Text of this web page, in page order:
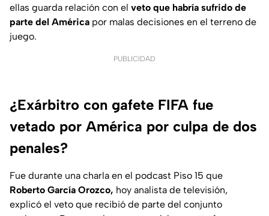
ellas guarda relación con el veto que habría sufrido de
parte del América por malas decisiones en el terreno de
juego.
PUBLICIDAD
¿Exárbitro con gafete FIFA fue
vetado por América por culpa de dos
penales?
Fue durante una charla en el podcast Piso 15 que
Roberto García Orozco, hoy analista de televisión,
explicó el veto que recibió de parte del conjunto